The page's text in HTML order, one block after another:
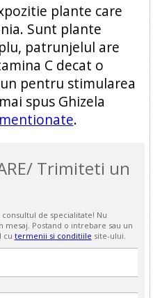
plante care
Sunt plante
patrunjelul are
C decat o
pentru stimularea
spus Ghizela
.
Trimiteti un
de specialitate! Nu
Postand o intrebare sau un
cu termenii si conditiile site-ului.